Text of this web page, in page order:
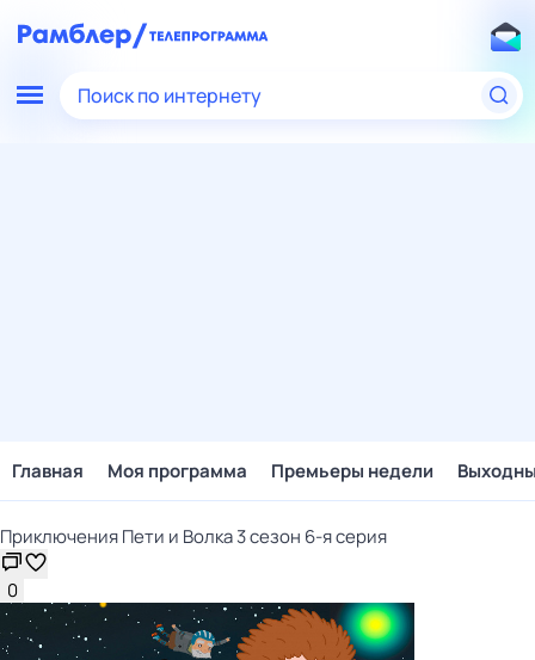
Поиск по интернету
Главная Моя программа Премьеры недели
Приключения Пети и Волка 3 сезон 6-я серия
0